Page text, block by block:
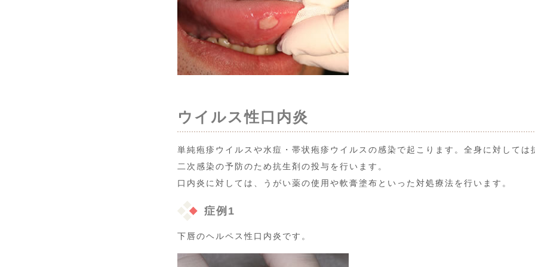
ウイルス性口内炎
単純疱疹ウイルスや水痘・帯状疱疹ウイルスの感染で起こります。全身に対しては
二次感染の予防のため抗生剤の投与を行います。
口内炎に対しては、うがい薬の使用や軟膏塗布といった対処療法を行います。
症例1
下唇のヘルペス性口内炎です。